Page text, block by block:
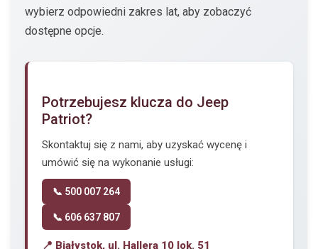
wybierz odpowiedni zakres lat, aby zobaczyć
dostępne opcje.
Potrzebujesz klucza do Jeep
Patriot?
Skontaktuj się z nami, aby uzyskać wycenę i
umówić się na wykonanie usługi:
📞 500 007 264
📞 606 637 807
📍 Białystok, ul. Hallera 10 lok. 51